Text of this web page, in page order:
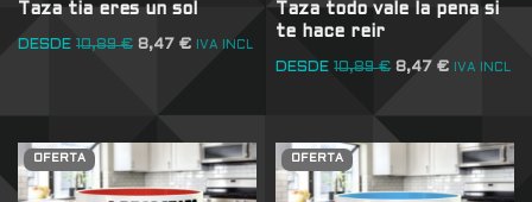
Taza tia eres un sol
DESDE 10,89€ 8,47 € IVA INCL
Taza todo vale la pena si
te hace reir
DESDE 10,89€ 8,47€ IVA INCL
OFERTA OFERTA